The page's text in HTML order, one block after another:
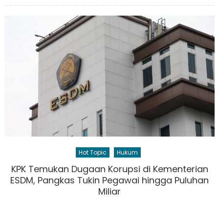
Hot Topic Hukum
KPK Temukan Dugaan Korupsi di Kementerian
ESDM, Pangkas Tukin Pegawai hingga Puluhan
Miliar